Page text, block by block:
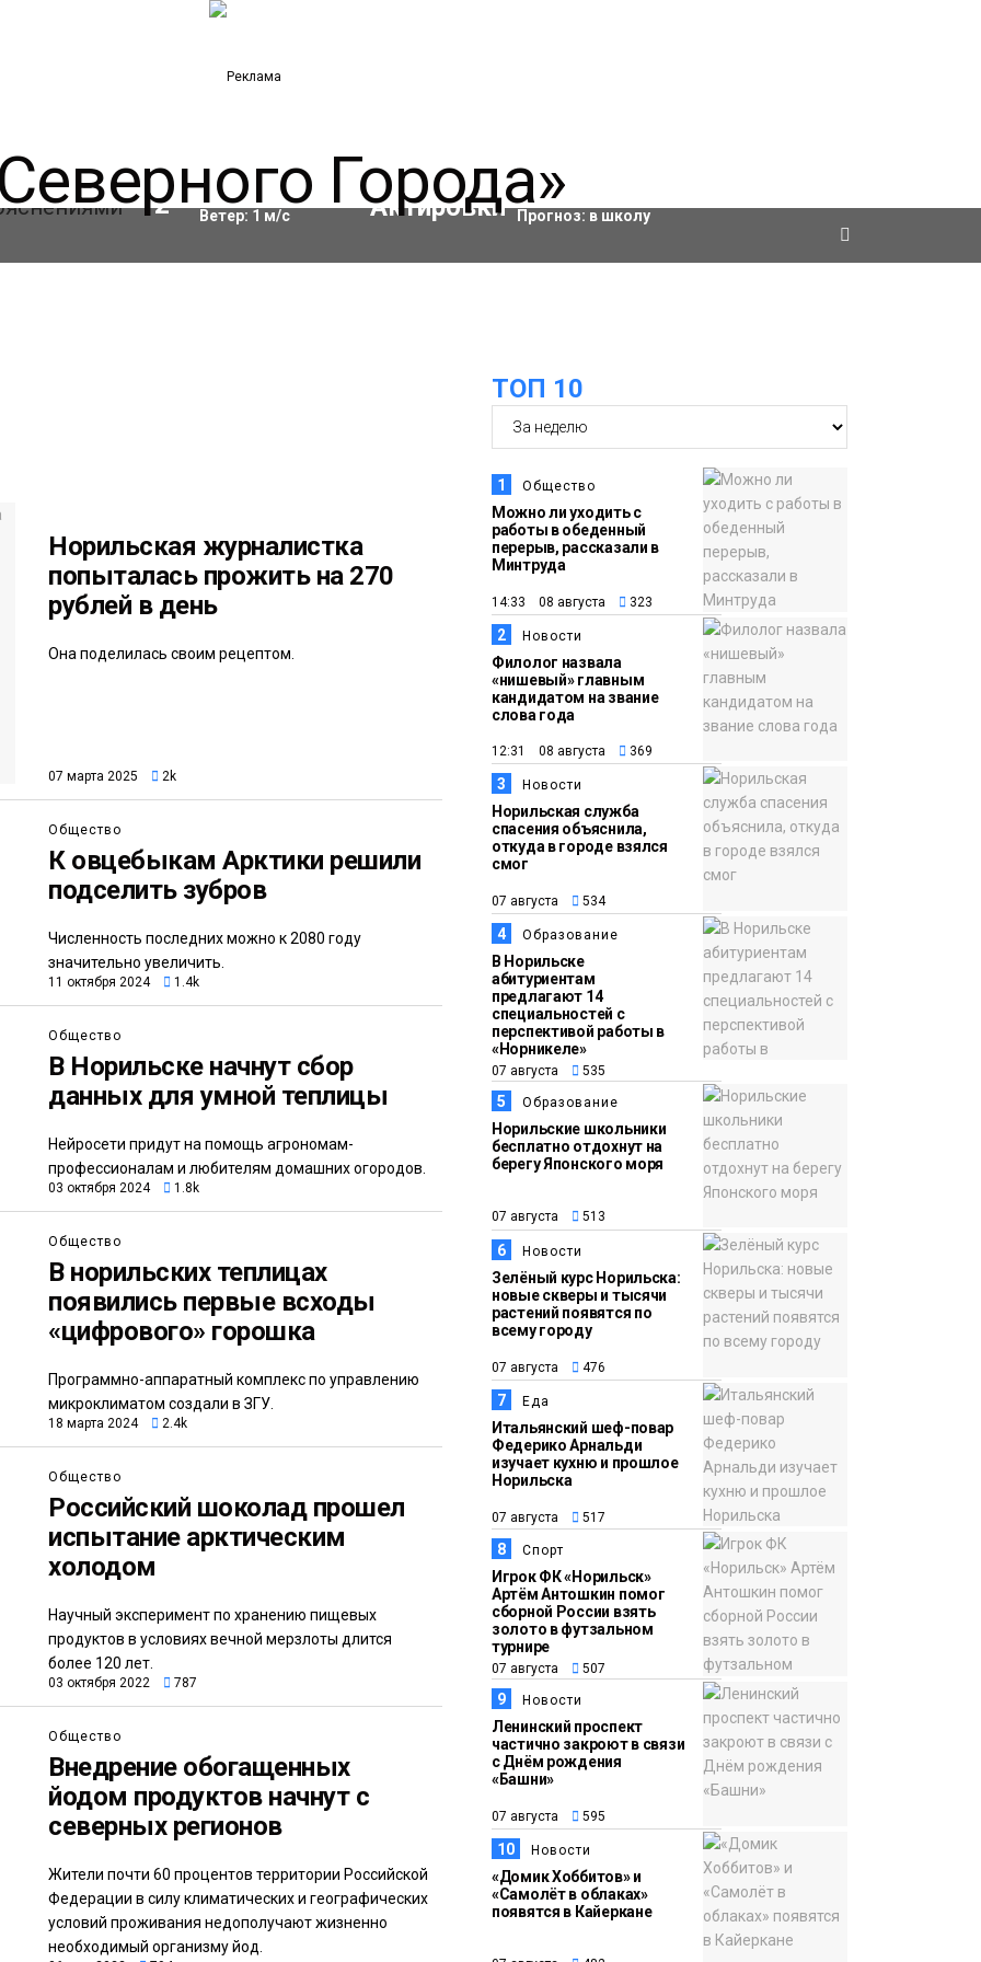
12°C Влажность:68%
Ветер: 1 м/с
Актировки
Прогноз: в школу
Норильская журналистка
попыталась прожить на 270
рублей в день
Она поделилась своим рецептом.
07 марта 2025 2k
Общество
К овцебыкам Арктики решили
подселить зубров
Численность последних можно к 2080 году
значительно увеличить.
11 октября 2024 1.4k
Общество
В Норильске начнут сбор
данных для умной теплицы
Нейросети придут на помощь агрономам-
профессионалам и любителям домашних огородов.
03 октября 2024 1.8k
Общество
В норильских теплицах
появились первые всходы
«цифрового» горошка
Программно-аппаратный комплекс по управлению
микроклиматом создали в ЗГУ.
18 марта 2024 2.4k
Общество
Российский шоколад прошел
испытание арктическим
холодом
Научный эксперимент по хранению пищевых
продуктов в условиях вечной мерзлоты длится
более 120 лет.
03 октября 2022 787
Общество
Внедрение обогащенных
йодом продуктов начнут с
северных регионов
Жители почти 60 процентов территории Российской
Федерации в силу климатических и географических
условий проживания недополучают жизненно
необходимый организму йод.
ТОП 10
1 Общество
Можно ли уходить с
работы в обеденный
перерыв, рассказали в
Минтруда
14:33 08 августа 323
2 Новости
Филолог назвала
«нишевый» главным
кандидатом на звание
слова года
12:31 08 августа 369
3 Новости
Норильская служба
спасения объяснила,
откуда в городе взялся
смог
07 августа 534
4 Образование
В Норильске
абитуриентам
предлагают 14
специальностей с
перспективой работы в
«Норникеле»
07 августа 535
5 Образование
Норильские школьники
бесплатно отдохнут на
берегу Японского моря
07 августа 513
6 Новости
Зелёный курс Норильска:
новые скверы и тысячи
растений появятся по
всему городу
07 августа 476
7 Еда
Итальянский шеф-повар
Федерико Арнальди
изучает кухню и прошлое
Норильска
07 августа 517
8 Спорт
Игрок ФК «Норильск»
Артём Антошкин помог
сборной России взять
золото в футзальном
турнире
07 августа 507
9 Новости
Ленинский проспект
частично закроют в связи
с Днём рождения
«Башни»
07 августа 595
10 Новости
«Домик Хоббитов» и
«Самолёт в облаках»
появятся в Кайеркане